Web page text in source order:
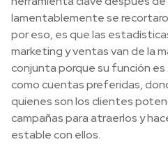
lamentablemente se
por eso, es que las
marketing y ventas van de la
conjunta porque su función
como cuentas preferidas,
quienes son los clientes
campañas para atraerlos y
estable con ellos.